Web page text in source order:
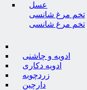
عسل
تخم مرغ شانسی
تخم مرغ شانسی
ادویه و چاشنی
ادویه دکاری
زردچوبه
دارچین